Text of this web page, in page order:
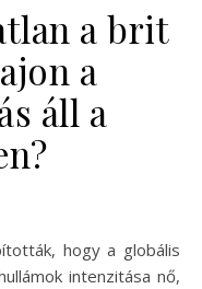
a brit
a
áll a
intenzitása nő,